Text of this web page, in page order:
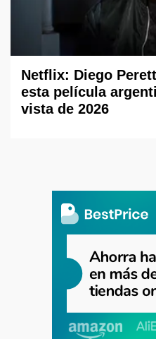
Netflix: Diego
esta película
vista de 2026